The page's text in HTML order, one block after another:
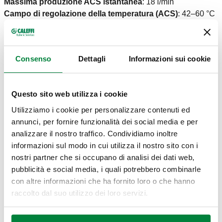
Consenso Dettagli Informazioni sui cookie
Questo sito web utilizza i cookie
Utilizziamo i cookie per personalizzare contenuti ed
annunci, per fornire funzionalità dei social media e per
analizzare il nostro traffico. Condividiamo inoltre
informazioni sul modo in cui utilizza il nostro sito con i
nostri partner che si occupano di analisi dei dati web,
pubblicità e social media, i quali potrebbero combinarle
con altre informazioni che ha fornito loro o che hanno
raccolto dal suo utilizzo dei loro servizi.
Massima produzione ACS istantanea: 18 l/min
Campo di regolazione della temperatura (ACS): 42–60 °C
25–45 °C
△p max.:0,9 bar
Pressione massima di esercizio:10 bar
CERTIFICAZIONI
DISEGNI E SPECIFICHE
Codice Potenza nominale scambiatore di calore